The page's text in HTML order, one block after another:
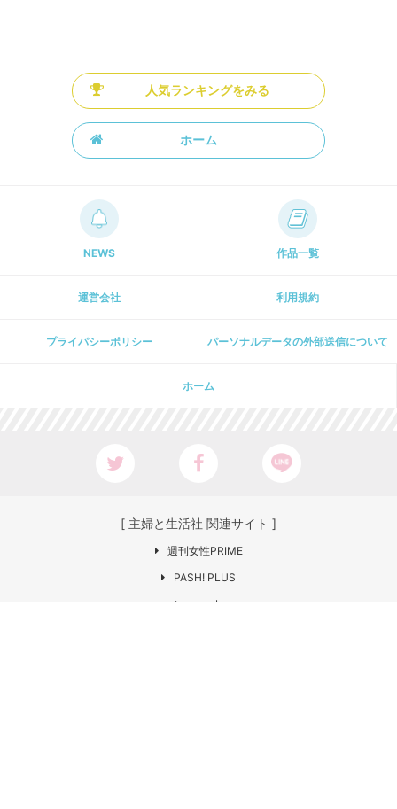
人気ランキングをみる
ホーム
NEWS 作品一覧
運営会社 利用規約
プライパシーポリシー パーソナルデータの外部送信について
ホーム
[ 主婦と生活社 関連サイト ]
週刊女性PRIME
PASH! PLUS
ar web